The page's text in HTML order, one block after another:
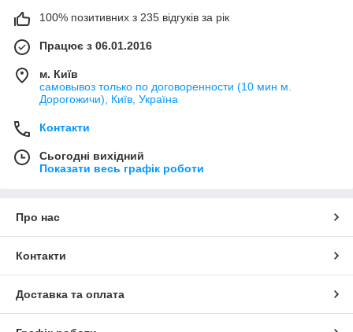
100% позитивних з 235 відгуків за рік
Працює з 06.01.2016
м. Київ
самовывоз только по договоренности (10 мин м.
Дорогожичи), Київ, Україна
Контакти
Сьогодні вихідний
Показати весь графік роботи
Про нас
Контакти
Доставка та оплата